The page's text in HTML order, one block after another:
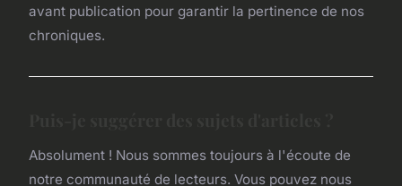
avant publication pour garantir la pertinence de nos
chroniques.
Absolument ! Nous sommes toujours à l'écoute de
notre communauté de lecteurs. Vous pouvez nous